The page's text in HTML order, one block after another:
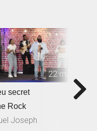
22 min
secret
Rock
Joseph